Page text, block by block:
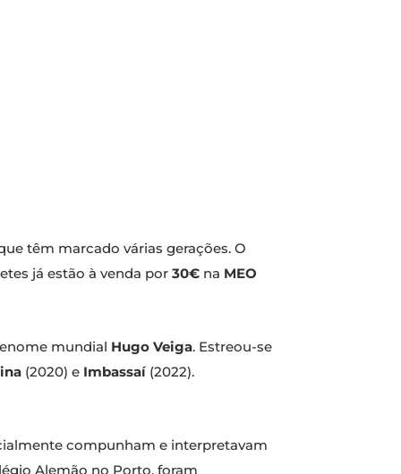
têm marcado várias gerações. O
já estão à venda por 30€ na MEO
mundial Hugo Veiga. Estreou-se
(2020) e Imbassaí (2022).
compunham e interpretavam
Alemão no Porto, foram